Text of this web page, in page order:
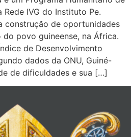
IVG do Instituto Pe.
construção de oportunidades
povo guineense, na África.
de Desenvolvimento
dados da ONU, Guiné-
de dificuldades e sua […]